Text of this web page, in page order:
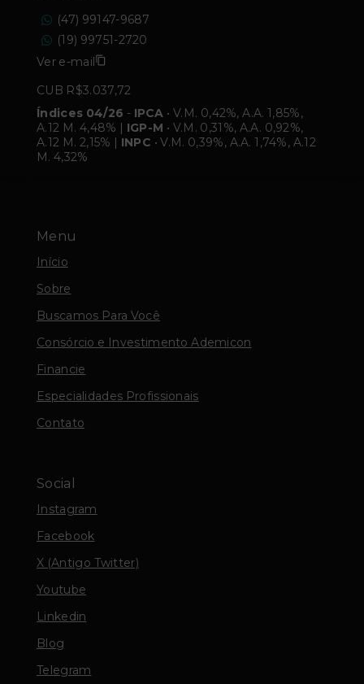
Menu
Início
Sobre
Buscamos Para Você
Consórcio e Investimento Ademicon
Financie
Especialidades Profissionais
Contato
Social
Instagram
Facebook
X (Antigo Twitter)
Youtube
Linkedin
Blog
Telegram
(47) 99147-9687
(19) 99751-2720
Ver e-mail
CUB R$3.037,72
Índices 04/26 - IPCA • V.M. 0,42%, A.A. 1,85%,
A.12 M. 4,48% | IGP-M • V.M. 0,31%, A.A. 0,92%,
A.12 M. 2,15% | INPC • V.M. 0,39%, A.A. 1,74%, A.12
M. 4,32%